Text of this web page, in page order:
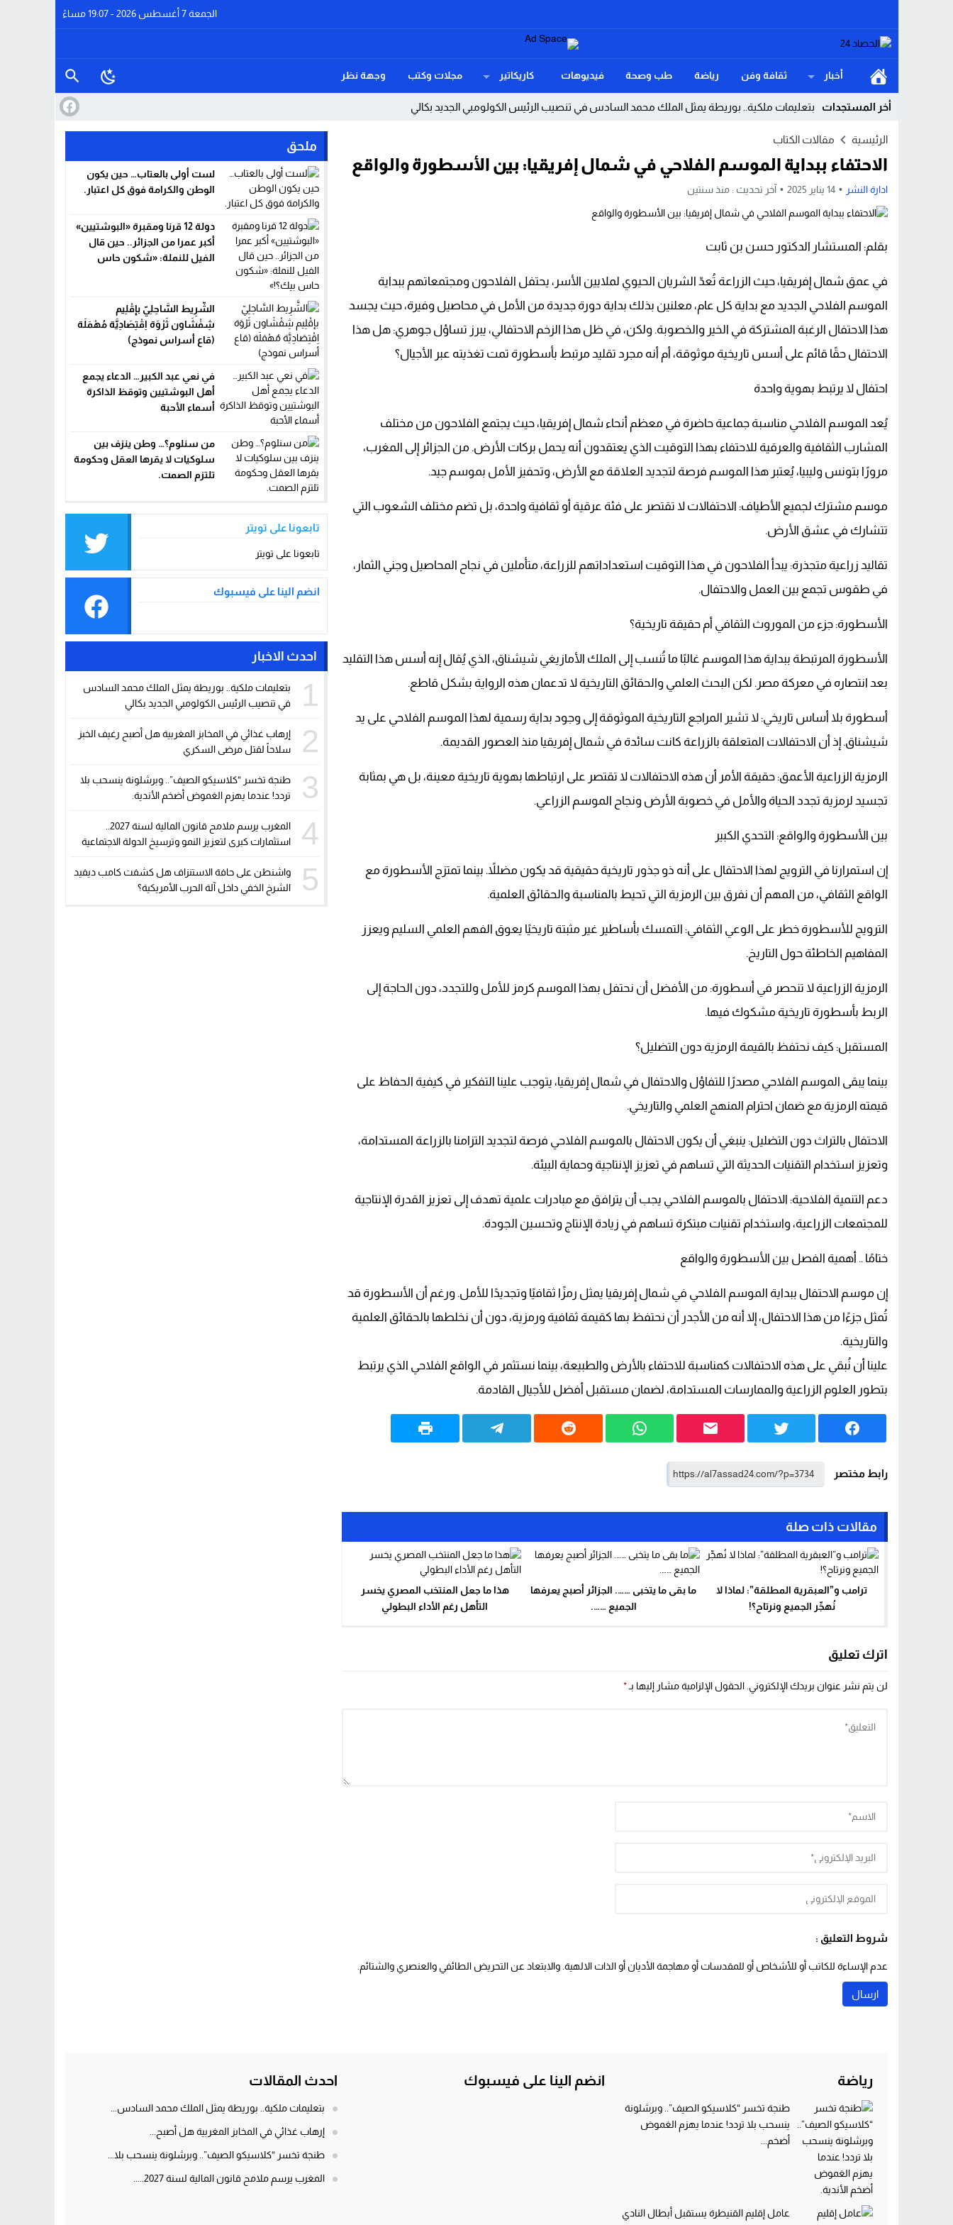
الجمعة 7 أغسطس 2026 - 19:07 مساءً
أخبار ثقافة وفن رياضة طب وصحة فيديوهات كاريكاتير مجلات وكتب وجهة نظر
أخر المستجدات بتعليمات ملكية.. بوريطة يمثل الملك محمد السادس في تنصيب الرئيس الكولومبي الجديد بكالي
إرهاب غذائي في المخابز المغربية هل أصبح رغيف الخبز سلاحاً لقتل مرضى السكري
طنجة تخسر “كلاسيكو الصيف”.. وبرشلونة ينسحب بلا تردد! عندما يهزم الغموض أضخم الأندية.
المغرب يرسم ملامح قانون المالية لسنة 2027.. استثمارات كبرى لتعزيز النمو وترسيخ الدولة الاجتماعية
واشنطن على حافة الاستنزاف هل كشفت كامب ديفيد الشرخ الخفي داخل آلة الحرب الأمريكية؟
موظفة جماعية متقاعدة تطالب وزير الداخلية بإنصافها في ملف التقاعد
العالم على صفيح الجوع موجة غلاء عالمية تهدد موائد المغاربة
سيدي إفني هل توقفت العدالة التاريخية عند حدود النسيان!
توقيف شخص بمراكش للاشتباه في تورطه في ابتزاز سائحين وممارسة الإرشاد السياحي بدون رخصة
القنيطرة.. سقوط مفاجئ داخل ورش يودي بحياة عامل
الرئيسية مقالات الكتاب
الاحتفاء ببداية الموسم الفلاحي في شمال إفريقيا: بين الأسطورة والواقع
ادارة النشر 14 يناير 2025 آخر تحديث : منذ سنتين
بقلم: المستشار الدكتور حسن بن ثابت
في عمق شمال إفريقيا، حيث الزراعة تُعدّ الشريان الحيوي لملايين الأسر، يحتفل الفلاحون ومجتمعاتهم ببداية
الموسم الفلاحي الجديد مع بداية كل عام، معلنين بذلك بداية دورة جديدة من الأمل في محاصيل وفيرة، حيث يجسد
هذا الاحتفال الرغبة المشتركة في الخير والخصوبة. ولكن، في ظل هذا الزخم الاحتفالي، يبرز تساؤل جوهري: هل هذا
الاحتفال حقًا قائم على أسس تاريخية موثوقة، أم أنه مجرد تقليد مرتبط بأسطورة تمت تغذيته عبر الأجيال؟
احتفال لا يرتبط بهوية واحدة
يُعد الموسم الفلاحي مناسبة جماعية حاضرة في معظم أنحاء شمال إفريقيا، حيث يجتمع الفلاحون من مختلف
المشارب الثقافية والعرقية للاحتفاء بهذا التوقيت الذي يعتقدون أنه يحمل بركات الأرض. من الجزائر إلى المغرب،
مرورًا بتونس وليبيا، يُعتبر هذا الموسم فرصة لتجديد العلاقة مع الأرض، وتحفيز الأمل بموسم جيد.
موسم مشترك لجميع الأطياف: الاحتفالات لا تقتصر على فئة عرقية أو ثقافية واحدة، بل تضم مختلف الشعوب التي
تتشارك في عشق الأرض.
تقاليد زراعية متجذرة: يبدأ الفلاحون في هذا التوقيت استعداداتهم للزراعة، متأملين في نجاح المحاصيل وجني الثمار،
في طقوس تجمع بين العمل والاحتفال.
الأسطورة: جزء من الموروث الثقافي أم حقيقة تاريخية؟
الأسطورة المرتبطة ببداية هذا الموسم غالبًا ما تُنسب إلى الملك الأمازيغي شيشناق، الذي يُقال إنه أسس هذا التقليد
بعد انتصاره في معركة مصر. لكن البحث العلمي والحقائق التاريخية لا تدعمان هذه الرواية بشكل قاطع.
أسطورة بلا أساس تاريخي: لا تشير المراجع التاريخية الموثوقة إلى وجود بداية رسمية لهذا الموسم الفلاحي على يد
شيشناق. إذ أن الاحتفالات المتعلقة بالزراعة كانت سائدة في شمال إفريقيا منذ العصور القديمة.
الرمزية الزراعية الأعمق: حقيقة الأمر أن هذه الاحتفالات لا تقتصر على ارتباطها بهوية تاريخية معينة، بل هي بمثابة
تجسيد لرمزية تجدد الحياة والأمل في خصوبة الأرض ونجاح الموسم الزراعي.
بين الأسطورة والواقع: التحدي الكبير
إن استمرارنا في الترويج لهذا الاحتفال على أنه ذو جذور تاريخية حقيقية قد يكون مضللاً. بينما تمتزج الأسطورة مع
الواقع الثقافي، من المهم أن نفرق بين الرمزية التي تحيط بالمناسبة والحقائق العلمية.
الترويج للأسطورة خطر على الوعي الثقافي: التمسك بأساطير غير مثبتة تاريخيًا يعوق الفهم العلمي السليم ويعزز
المفاهيم الخاطئة حول التاريخ.
الرمزية الزراعية لا تنحصر في أسطورة: من الأفضل أن نحتفل بهذا الموسم كرمز للأمل وللتجدد، دون الحاجة إلى
الربط بأسطورة تاريخية مشكوك فيها.
المستقبل: كيف نحتفظ بالقيمة الرمزية دون التضليل؟
بينما يبقى الموسم الفلاحي مصدرًا للتفاؤل والاحتفال في شمال إفريقيا، يتوجب علينا التفكير في كيفية الحفاظ على
قيمته الرمزية مع ضمان احترام المنهج العلمي والتاريخي.
الاحتفال بالتراث دون التضليل: ينبغي أن يكون الاحتفال بالموسم الفلاحي فرصة لتجديد التزامنا بالزراعة المستدامة،
وتعزيز استخدام التقنيات الحديثة التي تساهم في تعزيز الإنتاجية وحماية البيئة.
دعم التنمية الفلاحية: الاحتفال بالموسم الفلاحي يجب أن يترافق مع مبادرات علمية تهدف إلى تعزيز القدرة الإنتاجية
للمجتمعات الزراعية، واستخدام تقنيات مبتكرة تساهم في زيادة الإنتاج وتحسين الجودة.
ختامًا .. أهمية الفصل بين الأسطورة والواقع
إن موسم الاحتفال ببداية الموسم الفلاحي في شمال إفريقيا يمثل رمزًا ثقافيًا وتجديدًا للأمل. ورغم أن الأسطورة قد
تُمثل جزءًا من هذا الاحتفال، إلا أنه من الأجدر أن نحتفظ بها كقيمة ثقافية ورمزية، دون أن نخلطها بالحقائق العلمية
والتاريخية.
علينا أن نُبقي على هذه الاحتفالات كمناسبة للاحتفاء بالأرض والطبيعة، بينما نستثمر في الواقع الفلاحي الذي يرتبط
بتطور العلوم الزراعية والممارسات المستدامة، لضمان مستقبل أفضل للأجيال القادمة.
رابط مختصر
مقالات ذات صلة
ترامب و”العبقرية المطلقة”: لماذا لا
نُهجِّر الجميع ونرتاح؟!
ما بقى ما يتخبى ……. الجزائر أصبج يعرفها
الجميع …….
هذا ما جعل المنتخب المصري يخسر
التأهل رغم الأداء البطولي
اترك تعليق
لن يتم نشر عنوان بريدك الإلكتروني.الحقول الإلزامية مشار إليها بـ*
شروط التعليق :
عدم الإساءة للكاتب أو للأشخاص أو للمقدسات أو مهاجمة الأديان أو الذات الالهية. والابتعاد عن التحريض الطائفي والعنصري والشتائم.
ملحق
لست أولى بالعتاب… حين يكون
الوطن والكرامة فوق كل اعتبار.
دولة 12 قرنا ومقبرة «البوشتيين»
أكبر عمرا من الجزائر.. حين قال
الفيل للنملة: «شكون حاس
الشَّرِيط السَّاحِلِيّ بإقْلِيم
شِفْشَاون ثَرْوَة اِقْتِصَادِيَّة مُهْمَلَة
(قاع أسراس نموذج)
في نعي عبد الكبير… الدعاء يجمع
أهل البوشتيين وتوقظ الذاكرة
أسماء الأحبة
من سنلوم؟… وطن ينزف بين
سلوكيات لا يقرها العقل وحكومة
تلتزم الصمت.
تابعونا على تويتر
تابعونا على تويتر
انضم الينا على فيسبوك
احدث الاخبار
1
بتعليمات ملكية.. بوريطة يمثل الملك محمد السادس
في تنصيب الرئيس الكولومبي الجديد بكالي
2
إرهاب غذائي في المخابز المغربية هل أصبح رغيف الخبز
سلاحاً لقتل مرضى السكري
3
طنجة تخسر “كلاسيكو الصيف”.. وبرشلونة ينسحب بلا
تردد! عندما يهزم الغموض أضخم الأندية.
4
استثمارات كبرى لتعزيز النمو وترسيخ الدولة الاجتماعية
5
واشنطن على حافة الاستنزاف هل كشفت كامب ديفيد
الشرخ الخفي داخل آلة الحرب الأمريكية؟
رياضة
طنجة تخسر “كلاسيكو الصيف”.. وبرشلونة
ينسحب بلا تردد! عندما يهزم الغموض
أضخم...
عامل إقليم القنيطرة يستقبل أبطال النادي
انضم الينا على فيسبوك احدث المقالات
بتعليمات ملكية.. بوريطة يمثل الملك محمد السادس...
إرهاب غذائي في المخابز المغربية هل أصبح...
طنجة تخسر “كلاسيكو الصيف”.. وبرشلونة ينسحب بلا...
المغرب يرسم ملامح قانون المالية لسنة 2027.....